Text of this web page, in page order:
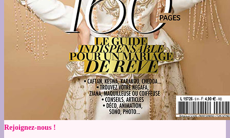
Rejoignez-nous !